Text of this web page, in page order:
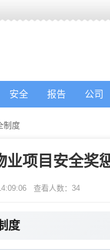
安全 报告 公司
制度
业项目安全奖
查看人数： 34
度